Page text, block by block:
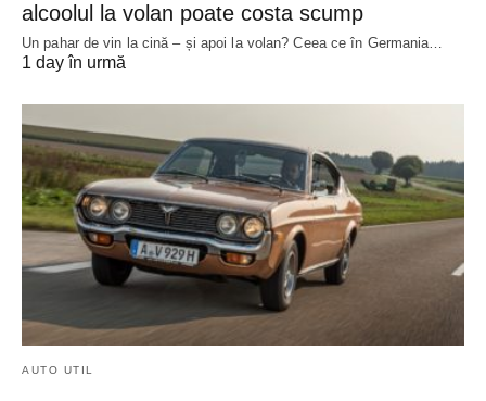
alcoolul la volan poate costa scump
Un pahar de vin la cină – și apoi la volan? Ceea ce în Germania…
1 day în urmă
AUTO UTIL